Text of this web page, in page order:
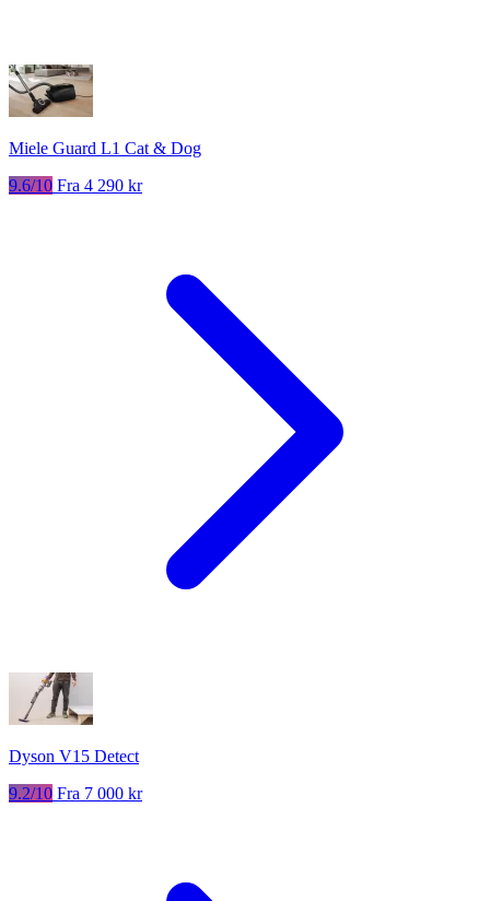
Miele Guard L1 Cat & Dog
9.6/10 Fra 4 290 kr
Dyson V15 Detect
9.2/10 Fra 7 000 kr